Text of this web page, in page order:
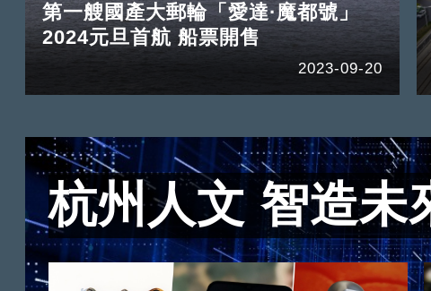
第一艘國產大郵輪「愛達·魔都號」
2024元旦首航 船票開售
2023-09-20
杭州人文 智造未